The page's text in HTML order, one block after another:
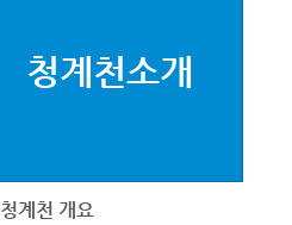
청계천소개
청계천 개요